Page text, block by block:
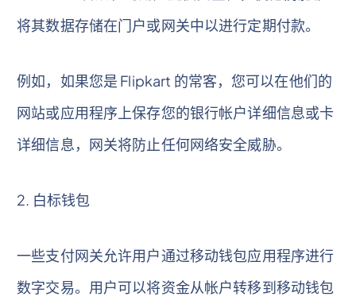
将其数据存储在门户或网关中以进行定期付款。
例如，如果您是 Flipkart 的常客，您可以在他们的
网站或应用程序上保存您的银行帐户详细信息或卡
详细信息，网关将防止任何网络安全威胁。
2. 白标钱包
一些支付网关允许用户通过移动钱包应用程序进行
数字交易。用户可以将资金从帐户转移到移动钱包